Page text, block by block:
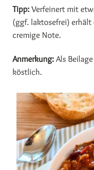
Tipp:Verfeinert mit
(ggf. laktosefrei)
cremige Note.
Anmerkung: Als
köstlich.